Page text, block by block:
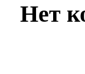
Нет